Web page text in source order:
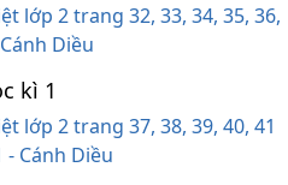
lớp 2 trang 32, 33, 34, 35, 36,
Diều
kì 1
lớp 2 trang 37, 38, 39, 40, 41
Cánh Diều